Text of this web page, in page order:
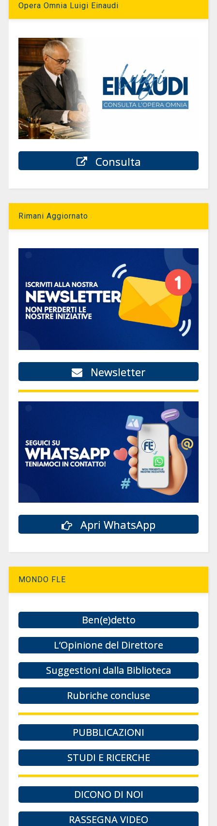
Opera Omnia Luigi Einaudi
Consulta
Rimani Aggiornato
Newsletter
Apri WhatsApp
MONDO FLE
Ben(e)detto
L’Opinione del Direttore
Suggestioni dalla Biblioteca
Rubriche concluse
PUBBLICAZIONI
STUDI E RICERCHE
DICONO DI NOI
RASSEGNA VIDEO